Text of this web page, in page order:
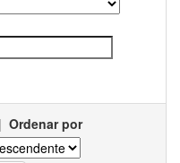
| Ordenar por